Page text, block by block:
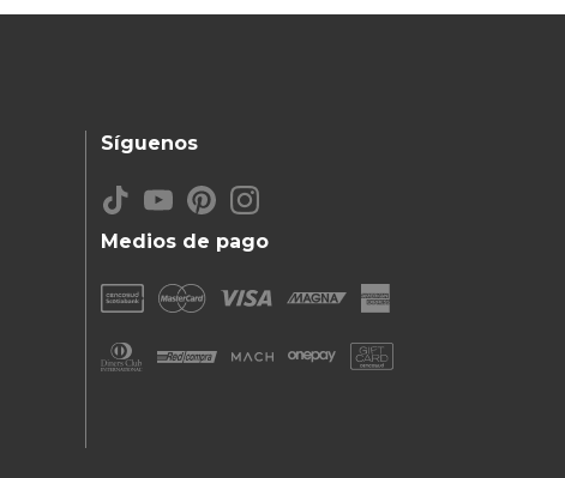
Medios de pago
Síguenos